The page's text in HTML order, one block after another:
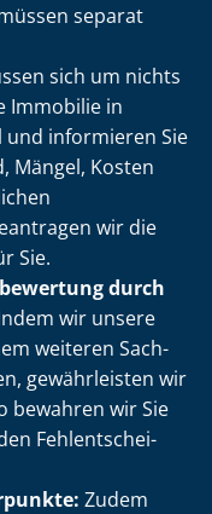
separat
sich um nichts
Immobilie in
und informieren Sie
Mängel, Kosten
wir die
Sie.
durch
wir unsere
weiteren Sach­
gewährleisten wir
bewahren wir Sie
Fehl­ent­schei­
Zudem